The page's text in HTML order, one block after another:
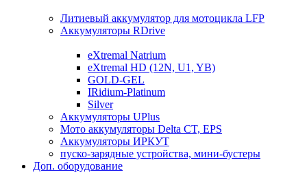
Литиевый аккумулятор для мотоцикла LFP
Аккумуляторы RDrive
eXtremal Natrium
eXtremal HD (12N, U1, YB)
GOLD-GEL
IRidium-Platinum
Silver
Аккумуляторы UPlus
Мото аккумуляторы Delta CT, EPS
Аккумуляторы ИРКУТ
пуско-зарядные устройства, мини-бустеры
Доп. оборудование